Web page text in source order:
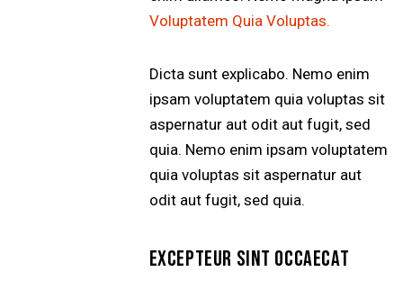
Voluptatem Quia Voluptas.
Dicta sunt explicabo. Nemo enim
ipsam voluptatem quia voluptas sit
aspernatur aut odit aut fugit, sed
quia. Nemo enim ipsam voluptatem
quia voluptas sit aspernatur aut
odit aut fugit, sed quia.
EXCEPTEUR SINT OCCAECAT